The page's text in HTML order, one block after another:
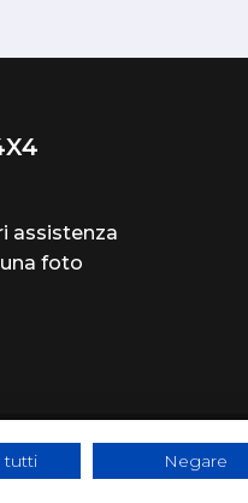
assistenza
foto
tutti Negare